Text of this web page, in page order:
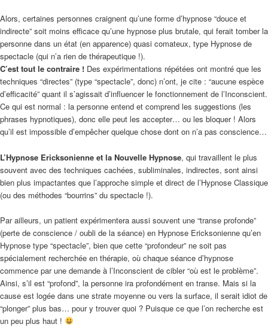
Alors, certaines personnes craignent qu’une forme d’hypnose “douce et
indirecte” soit moins efficace qu’une hypnose plus brutale, qui ferait tomber la
personne dans un état (en apparence) quasi comateux, type Hypnose de
spectacle (qui n’a rien de thérapeutique !).
C’est tout le contraire ! Des expérimentations répétées ont montré que les
techniques “directes” (type “spectacle”, donc) n’ont, je cite : “aucune espèce
d’efficacité” quant il s’agissait d’influencer le fonctionnement de l’Inconscient.
Ce qui est normal : la personne entend et comprend les suggestions (les
phrases hypnotiques), donc elle peut les accepter… ou les bloquer ! Alors
qu’il est impossible d’empêcher quelque chose dont on n’a pas conscience…
L’Hypnose Ericksonienne et la Nouvelle Hypnose, qui travaillent le plus
souvent avec des techniques cachées, subliminales, indirectes, sont ainsi
bien plus impactantes que l’approche simple et direct de l’Hypnose Classique
(ou des méthodes “bourrins” du spectacle !).
Par ailleurs, un patient expérimentera aussi souvent une “transe profonde”
(perte de conscience / oubli de la séance) en Hypnose Ericksonienne qu’en
Hypnose type “spectacle”, bien que cette “profondeur” ne soit pas
spécialement recherchée en thérapie, où chaque séance d’hypnose
commence par une demande à l’Inconscient de cibler “où est le problème”.
Ainsi, s’il est “profond”, la personne ira profondément en transe. Mais si la
cause est logée dans une strate moyenne ou vers la surface, il serait idiot de
“plonger” plus bas… pour y trouver quoi ? Puisque ce que l’on recherche est
un peu plus haut !